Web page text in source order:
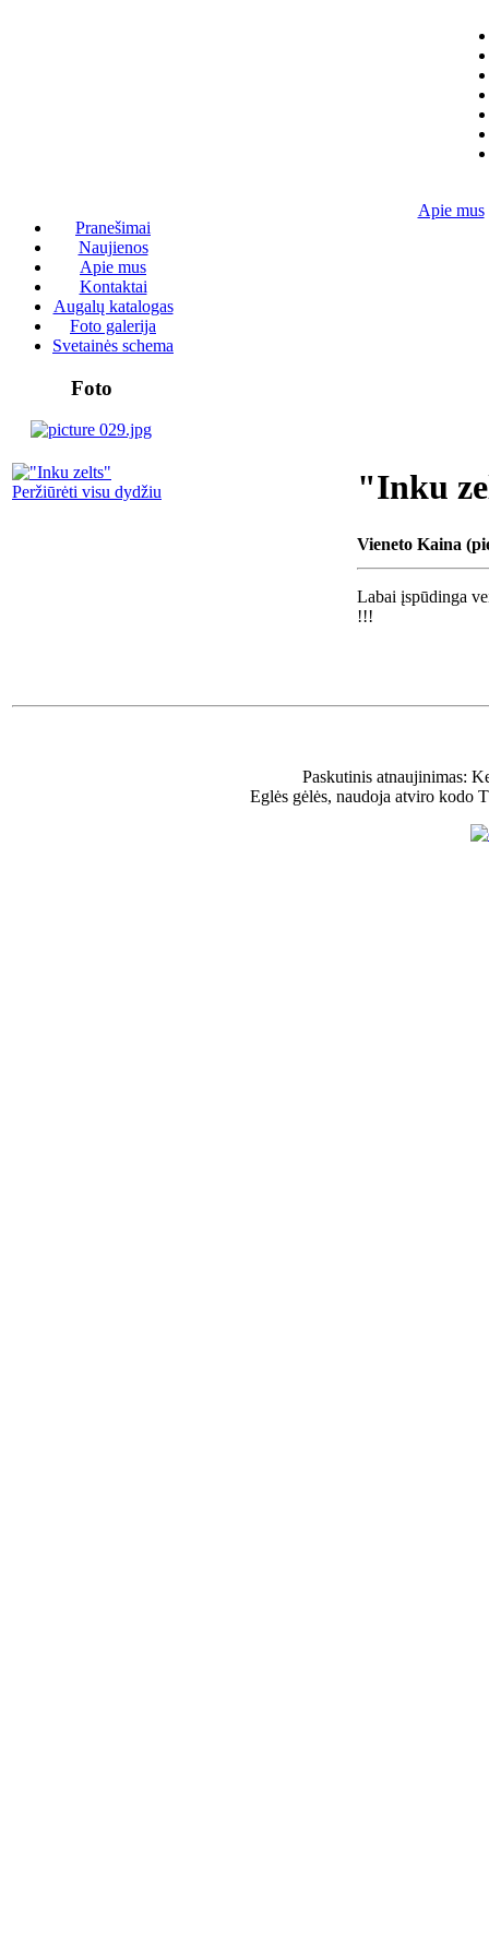
Pranešimai
Naujienos
Apie mus
Kontaktai
Augalų katalogas
Foto galerija
Svetainės schema
Foto
Apie mus
Peržiūrėti visu dydžiu "Inku
Vieneto Kaina
Labai įspūdinga
!!!
Paskutinis atnaujinimas:
Eglės gėlės, naudoja atviro kodo